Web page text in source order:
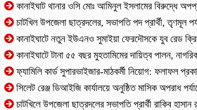
কানাইঘাট থানার ওসি মোঃ আমিনুল ইসলামের বিরুদ্ধে
চাটখিল উপজেলা ছাত্রদলের, সভাপতি পদ প্রার্থী, তৃণমূল
কানাইঘাটে নতুন ইউএনও সুমাইয়া ফেরদৌসকে যুব রেড
কানাইঘাটে টানা ৫৫ বছর মুহতামিমের দায়িত্ব পালন,
ফ্যামিলি কার্ড সুপারভাইজার-মাঠকর্মী নিয়োগ: ফলাফল
‎সিলেট রেঞ্জ ডিআইজি কার্যালয়ে অনুষ্ঠিত মাসিক অপরাধ
চাটখিলে উপজেলা ছাত্রদলের সভাপতি প্রার্থী রাকিব